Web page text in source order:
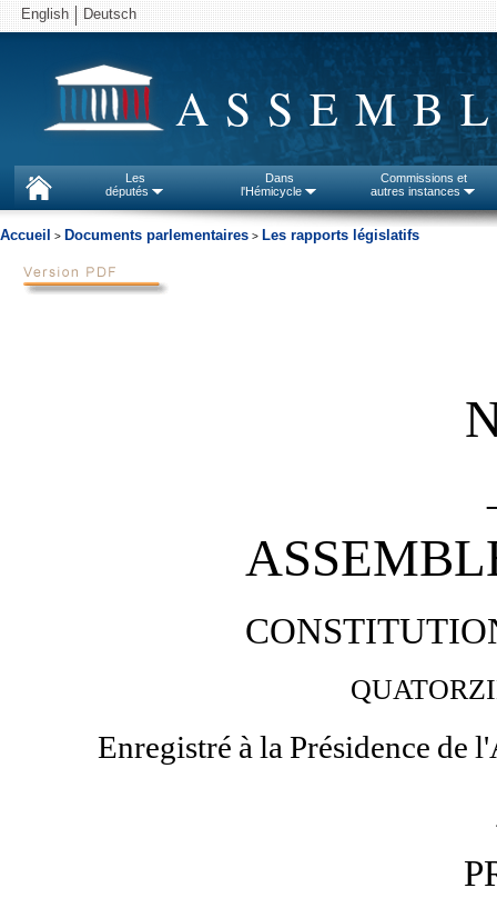
English Deutsch
Les
députés
Dans
l'Hémicycle
Commissions et
autres instances
Accueil > Documents parlementaires > Les rapports législatifs
Enregistré à la Présidence de